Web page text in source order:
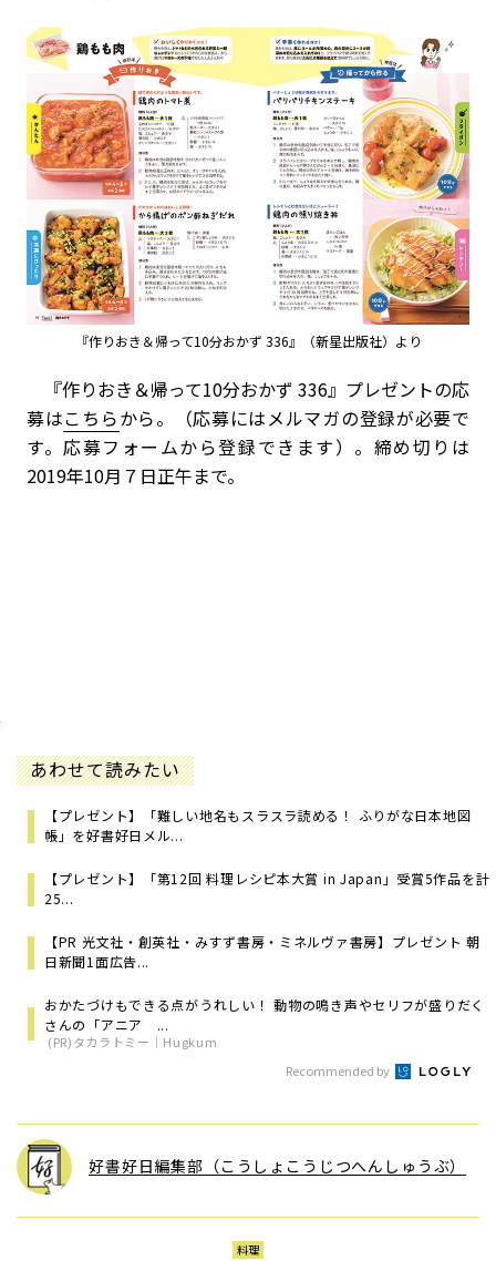
『作りおき＆帰って10分おかず 336』（新星出版社）より
『作りおき＆帰って10分おかず 336』プレゼントの応
募はこちらから。（応募にはメルマガの登録が必要で
す。応募フォームから登録できます）。締め切りは
2019年10月７日正午まで。
あわせて読みたい
【プレゼント】「難しい地名もスラスラ読める！ ふりがな日本地図
帳」を好書好日メル...
【プレゼント】「第12回 料理レシピ本大賞 in Japan」受賞5作品を計
25...
【PR 光文社・創英社・みすず書房・ミネルヴァ書房】プレゼント 朝
日新聞1面広告...
おかたづけもできる点がうれしい！ 動物の鳴き声やセリフが盛りだく
さんの「アニア ...
(PR)タカラトミー｜Hugkum
Recommended by
好書好日編集部（こうしょこうじつへんしゅうぶ）
料理